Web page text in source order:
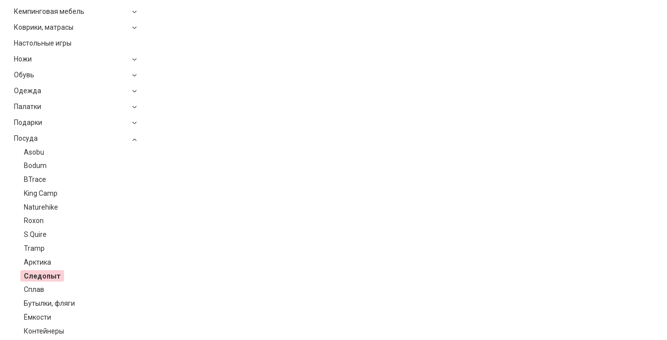
Кемпинговая мебель
Коврики, матрасы
Настольные игры
Ножи
Обувь
Одежда
Палатки
Подарки
Посуда
Asobu
Bodum
BTrace
King Camp
Naturehike
Roxon
S.Quire
Tramp
Арктика
Следопыт
Сплав
Бутылки, фляги
Ёмкости
Контейнеры